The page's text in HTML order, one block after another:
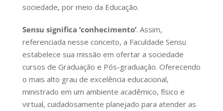
sociedade, por meio da Educação.
Sensu significa ‘conhecimento’. Assim,
referenciada nesse conceito, a Faculdade Sensu
estabelece sua missão em ofertar a sociedade
cursos de Graduação e Pós-graduação. Oferecendo
o mais alto grau de excelência educacional,
ministrado em um ambiente acadêmico, físico e
virtual, cuidadosamente planejado para atender as